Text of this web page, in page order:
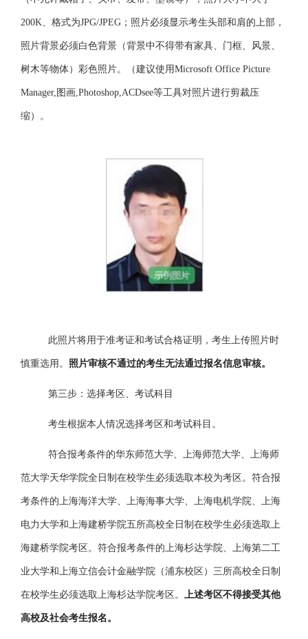
200K、格式为JPG/JPEG；照片必须显示考生头部和肩的上部，
照片背景必须白色背景（背景中不得带有家具、门框、风景、
树木等物体）彩色照片。（建议使用Microsoft Office Picture
Manager,图画,Photoshop,ACDsee等工具对照片进行剪裁压
缩）。
此照片将用于准考证和考试合格证明，考生上传照片时
慎重选用。 照片审核不通过的考生无法通过报名信息审核。
第三步：选择考区、考试科目
考生根据本人情况选择考区和考试科目。
符合报考条件的华东师范大学、上海师范大学、上海师
范大学天华学院全日制在校学生必须选取本校为考区。符合报
考条件的上海海洋大学、上海海事大学、上海电机学院、上海
电力大学和上海建桥学院五所高校全日制在校学生必须选取上
海建桥学院考区。符合报考条件的上海杉达学院、上海第二工
业大学和上海立信会计金融学院（浦东校区）三所高校全日制
在校学生必须选取上海杉达学院考区。 上述考区不得接受其他
高校及社会考生报名。